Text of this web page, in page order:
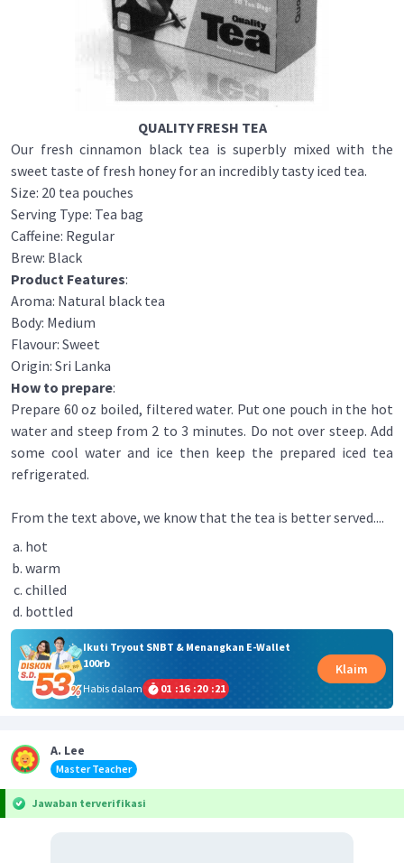
QUALITY FRESH TEA
Our fresh cinnamon black tea is superbly mixed with the
sweet taste of fresh honey for an incredibly tasty iced tea.
Size: 20 tea pouches
Serving Type: Tea bag
Caffeine: Regular
Brew: Black
Product Features:
Aroma: Natural black tea
Body: Medium
Flavour: Sweet
Origin: Sri Lanka
How to prepare:
Prepare 60 oz boiled, filtered water. Put one pouch in the hot
water and steep from 2 to 3 minutes. Do not over steep. Add
some cool water and ice then keep the prepared iced tea
refrigerated.
From the text above, we know that the tea is better served....
hot
warm
chilled
bottled
Ikuti Tryout SNBT & Menangkan E-Wallet
100rb
Habis dalam
01 :16 :20 :21
Klaim
A. Lee
Master Teacher
Jawaban terverifikasi